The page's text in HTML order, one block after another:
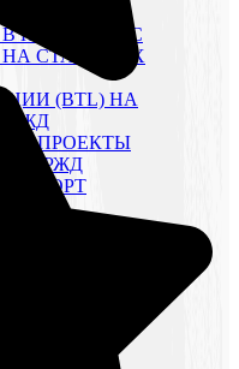
В ПОЕЗДАХ ДС
НА СТАНЦИЯХ
(BTL) НА
РЖД
ПРОЕКТЫ
РЖД